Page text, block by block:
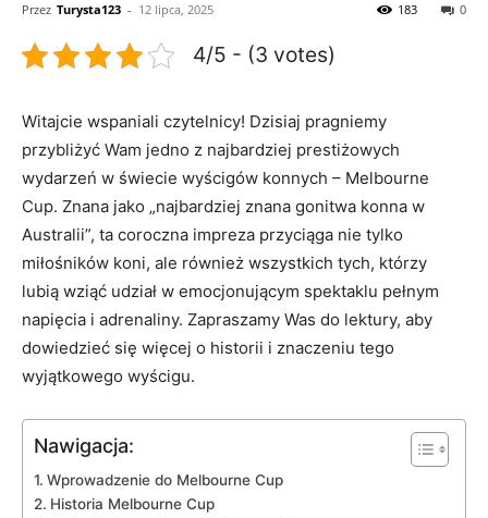
Przez Turysta123 - 12 lipca, 2025 0
183
4/5 - (3 votes)
Witajcie wspaniali czytelnicy! Dzisiaj ​pragniemy
przybliżyć Wam jedno z najbardziej prestiżowych
wydarzeń w świecie ​wyścigów ​konnych – Melbourne
Cup.⁢ Znana jako „najbardziej znana gonitwa konna w
Australii”,⁢ ta coroczna impreza przyciąga nie tylko
miłośników koni, ‍ale ‌również wszystkich‌ tych, którzy
lubią wziąć udział w emocjonującym spektaklu pełnym
napięcia i‌ adrenaliny. Zapraszamy ‌Was do⁤ lektury, aby
dowiedzieć się⁣ więcej o historii i ⁤znaczeniu⁤ tego ​
wyjątkowego wyścigu.
Nawigacja:
Wprowadzenie do Melbourne Cup
Historia Melbourne Cup